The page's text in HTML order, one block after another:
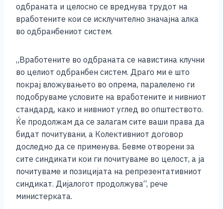
одбраната и целосно се вреднува трудот на
вработените кои се исклучително значајна алка
во одбранбениот систем.
„Вработените во одбраната се навистина клучни
во целиот одбранбен систем. Драго ми е што
покрај вложувањето во опрема, паралелено ги
подобруваме условите на вработените и нивниот
стандард, како и нивниот углед во општеството.
Ќе продолжам да се залагам сите ваши права да
бидат почитувани, а Колективниот договор
доследно да се применува. Бевме отворени за
сите синдикати кои ги почитуваме во целост, а ја
почитуваме и позицијата на репрезентативниот
синдикат. Дијалогот продолжува“, рече
министерката.